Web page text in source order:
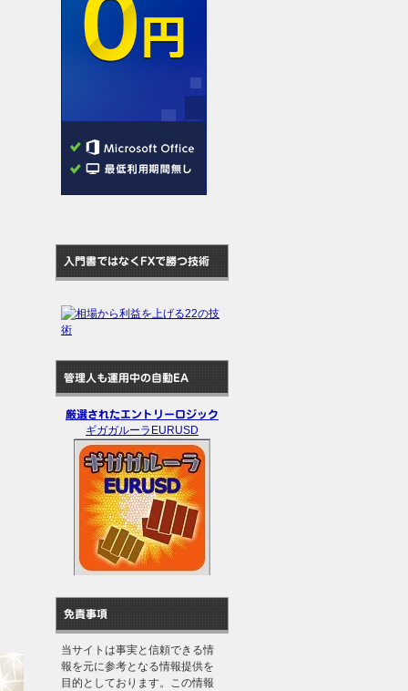
入門書ではなくFXで勝つ技術
管理人も運用中の自動EA
厳選されたエントリーロジック
ギガガルーラEURUSD
免責事項
当サイトは事実と信頼できる情
報を元に参考となる情報提供を
目的としております。この情報